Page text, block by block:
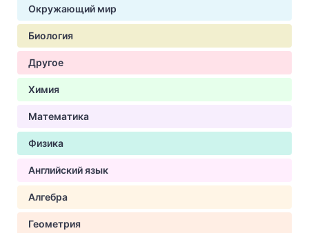
Окружающий мир
Биология
Другое
Химия
Математика
Физика
Английский язык
Алгебра
Геометрия